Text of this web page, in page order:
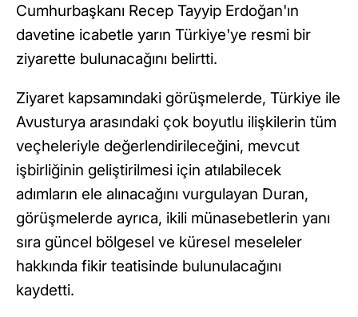
Cumhurbaşkanı Recep Tayyip Erdoğan'ın
davetine icabetle yarın Türkiye'ye resmi bir
ziyarette bulunacağını belirtti.
Ziyaret kapsamındaki görüşmelerde, Türkiye ile
Avusturya arasındaki çok boyutlu ilişkilerin tüm
veçheleriyle değerlendirileceğini, mevcut
işbirliğinin geliştirilmesi için atılabilecek
adımların ele alınacağını vurgulayan Duran,
görüşmelerde ayrıca, ikili münasebetlerin yanı
sıra güncel bölgesel ve küresel meseleler
hakkında fikir teatisinde bulunulacağını
kaydetti.